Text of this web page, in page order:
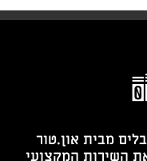
מבית און.טור
השירות המקצועי